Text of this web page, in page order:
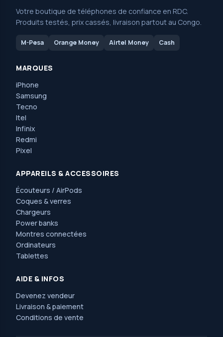
Votre boutique de téléphones de confiance en RDC.
Produits testés, prix cassés, livraison partout au Congo.
M-Pesa Orange Money Airtel Money Cash
MARQUES
iPhone
Samsung
Tecno
Itel
Infinix
Redmi
Pixel
APPAREILS & ACCESSOIRES
Écouteurs / AirPods
Coques & verres
Chargeurs
Power banks
Montres connectées
Ordinateurs
Tablettes
AIDE & INFOS
Devenez vendeur
Livraison & paiement
Conditions de vente